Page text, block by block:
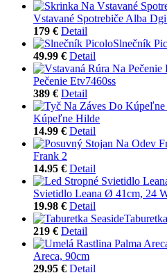
Vstavané Spotrebiče Alba
179 € Detail
Slnečník
49.99 € Detail
Pečenie Etv7460ss
389 € Detail
Kúpeľne Hilde
14.99 € Detail
Frank 2
14.95 € Detail
Svietidlo Leana Ø 41cm, 24
19.98 € Detail
219 € Detail
Areca, 90cm
29.95 € Detail